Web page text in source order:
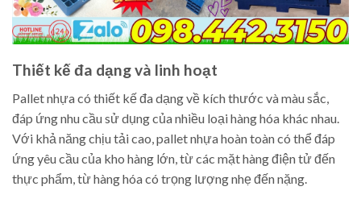
Thiết kế đa dạng và linh hoạt
Pallet nhựa có thiết kế đa dạng về kích thước và màu sắc,
đáp ứng nhu cầu sử dụng của nhiều loại hàng hóa khác nhau.
Với khả năng chịu tải cao, pallet nhựa hoàn toàn có thể đáp
ứng yêu cầu của kho hàng lớn, từ các mặt hàng điện tử đến
thực phẩm, từ hàng hóa có trọng lượng nhẹ đến nặng.